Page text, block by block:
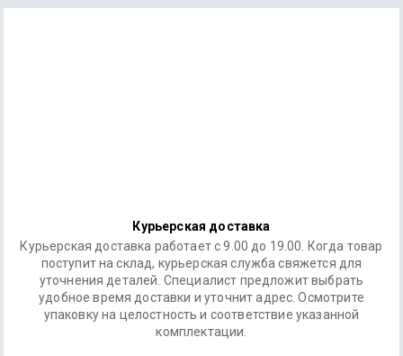
Курьерская доставка
Курьерская доставка работает с 9.00 до 19.00. Когда товар
поступит на склад, курьерская служба свяжется для
уточнения деталей. Специалист предложит выбрать
удобное время доставки и уточнит адрес. Осмотрите
упаковку на целостность и соответствие указанной
комплектации.